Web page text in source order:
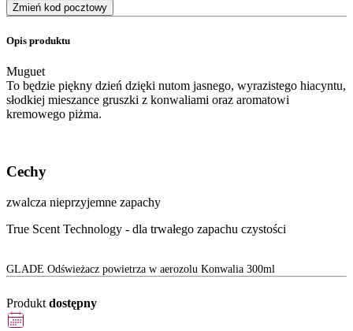
Zmień kod pocztowy
Opis produktu
Muguet
To będzie piękny dzień dzięki nutom jasnego, wyrazistego hiacyntu,
słodkiej mieszance gruszki z konwaliami oraz aromatowi
kremowego piżma.
Cechy
zwalcza nieprzyjemne zapachy
True Scent Technology - dla trwałego zapachu czystości
GLADE Odświeżacz powietrza w aerozolu Konwalia 300ml
Produkt dostępny